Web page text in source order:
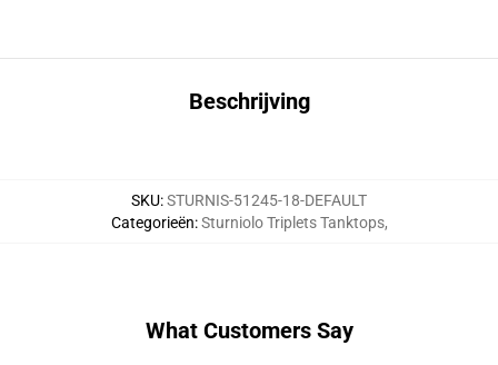
Beschrijving
SKU:STURNIS-51245-18-DEFAULT
Categorieën:Sturniolo Triplets Tanktops,
What Customers Say